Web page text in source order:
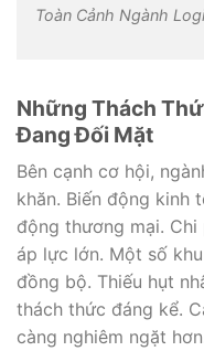
Toàn Cảnh Ngành
Những Thách
Đang Đối Mặt
Bên cạnh cơ hội,
khăn. Biến động kinh
động thương mại.
áp lực lớn. Một số
đồng bộ. Thiếu hụt
thách thức đáng kể.
càng nghiêm ngặt